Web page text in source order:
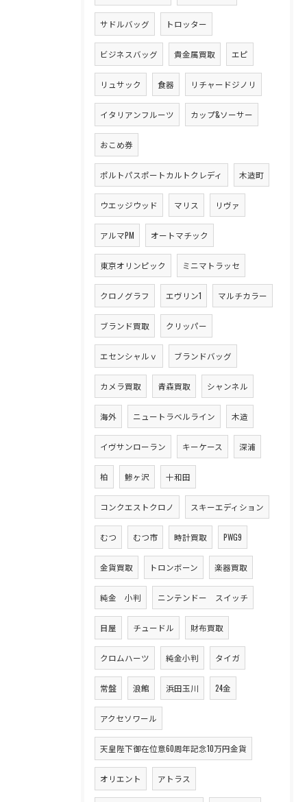
サドルバッグ トロッター
ビジネスバッグ 貴金属買取 エピ
リュサック 食器 リチャードジノリ
イタリアンフルーツ カップ&ソーサー
おこめ券
ポルトパスポートカルトクレディ 木造町
ウエッジウッド マリス リヴァ
アルマPM オートマチック
東京オリンピック ミニマトラッセ
クロノグラフ エヴリン1 マルチカラー
ブランド買取 クリッパー
エセンシャルｖ ブランドバッグ
カメラ買取 青森買取 シャンネル
海外 ニュートラベルライン 木造
イヴサンローラン キーケース 深浦
柏 鯵ヶ沢 十和田
コンクエストクロノ スキーエディション
むつ むつ市 時計買取 PWG9
金貨買取 トロンボーン 楽器買取
純金 小判 ニンテンドー スイッチ
目屋 チュードル 財布買取
クロムハーツ 純金小判 タイガ
常盤 浪館 浜田玉川 24金
アクセソワール
天皇陛下御在位意60周年記念10万円金貨
オリエント アトラス